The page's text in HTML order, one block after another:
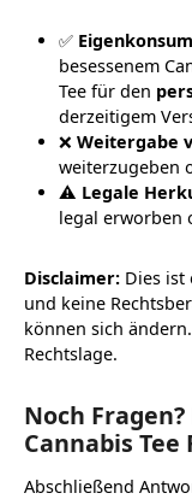
✅
besessenem
Tee für den
derzeitigem
❌ Weitergabe
weiterzugeben
⚠️ Legale
legal erworben
Disclaimer: Dies ist
und keine
können sich
Rechtslage.
Noch
Cannabis Tee
Abschließend